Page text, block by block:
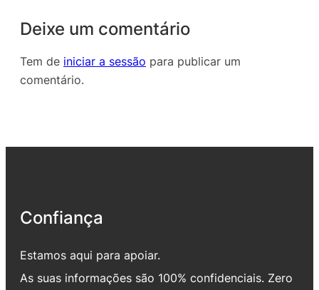
Deixe um comentário
Tem de iniciar a sessão para publicar um
comentário.
Confiança
Estamos aqui para apoiar.
As suas informações são 100% confidenciais. Zero